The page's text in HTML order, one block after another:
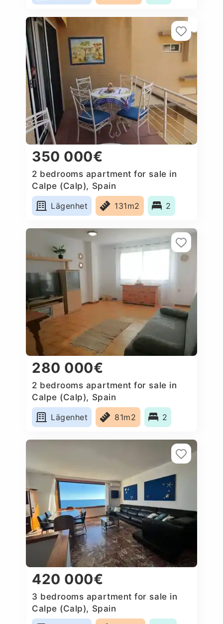
350 000€
2 bedrooms apartment for sale in
Calpe (Calp), Spain
Lägenhet
131m2 2
280 000€
2 bedrooms apartment for sale in
Calpe (Calp), Spain
Lägenhet
81m2 2
420 000€
3 bedrooms apartment for sale in
Calpe (Calp), Spain